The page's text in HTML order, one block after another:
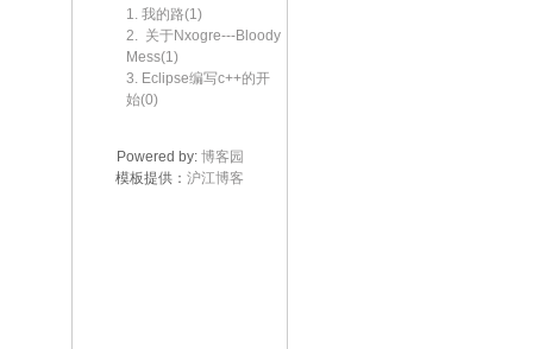
1. 我的路(1)
2. 关于Nxogre---Bloody
Mess(1)
3. Eclipse编写c++的开
始(0)
Powered by: 博客园
模板提供： 沪江博客